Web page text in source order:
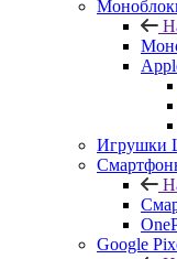
Игрушки
Google